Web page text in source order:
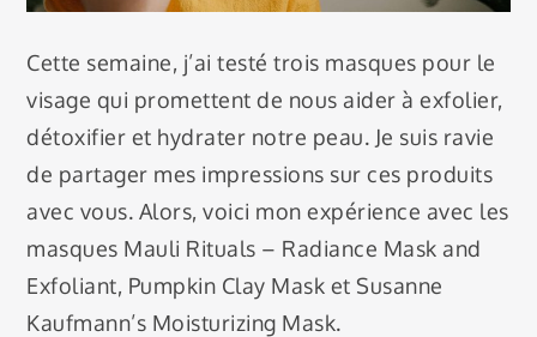
Cette semaine, j’ai testé trois masques pour le
visage qui promettent de nous aider à exfolier,
détoxifier et hydrater notre peau. Je suis ravie
de partager mes impressions sur ces produits
avec vous. Alors, voici mon expérience avec les
masques Mauli Rituals – Radiance Mask and
Exfoliant, Pumpkin Clay Mask et Susanne
Kaufmann’s Moisturizing Mask.